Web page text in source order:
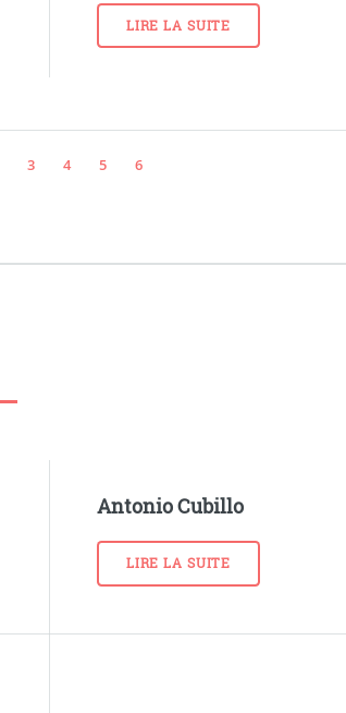
LIRE LA SUITE
3 4 5 6
Antonio Cubillo
LIRE LA SUITE